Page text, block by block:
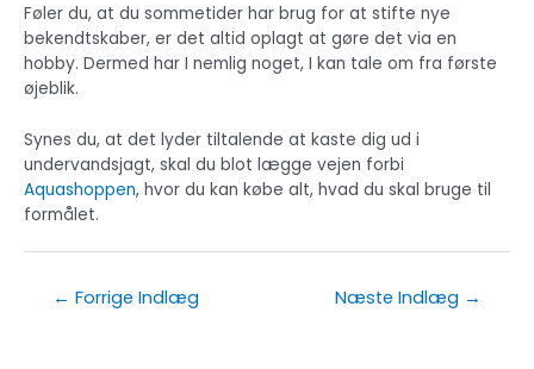
Føler du, at du sommetider har brug for at stifte nye
bekendtskaber, er det altid oplagt at gøre det via en
hobby. Dermed har I nemlig noget, I kan tale om fra første
øjeblik.
Synes du, at det lyder tiltalende at kaste dig ud i
undervandsjagt, skal du blot lægge vejen forbi
Aquashoppen, hvor du kan købe alt, hvad du skal bruge til
formålet.
Indlægsnavigation
← Forrige Indlæg Næste Indlæg →